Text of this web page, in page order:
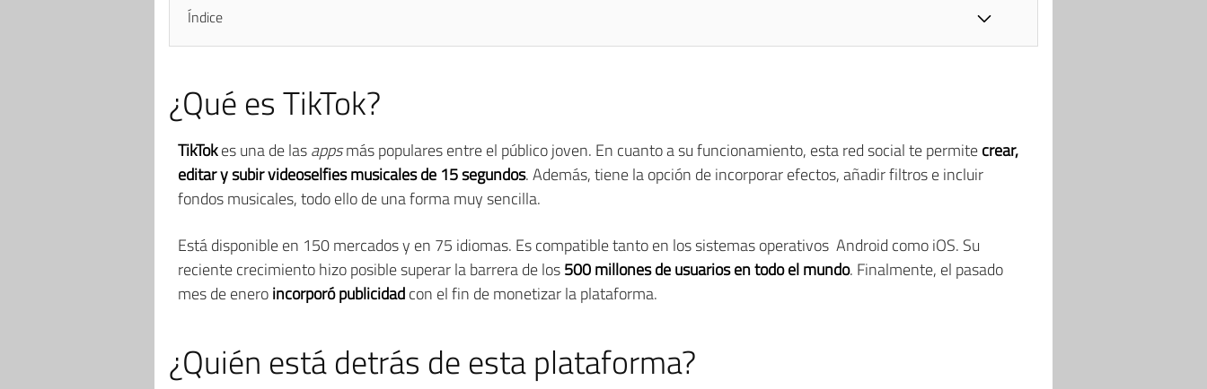
Índice
¿Qué es TikTok?
TikTokes una de lasappsmás populares entre el público joven. En cuanto a su funcionamiento, esta red social te permitecrear,
editar y subir videoselfies musicales de 15 segundos. Además, tiene la opción de incorporar efectos, añadir filtros e incluir
fondos musicales, todo ello de una forma muy sencilla.
Está disponible en 150 mercados y en 75 idiomas. Es compatible tanto en los sistemas operativos Android como iOS. Su
reciente crecimiento hizo posible superar la barrera de los500 millones de usuarios en todo el mundo. Finalmente, el pasado
mes de eneroincorporó publicidadcon el fin de monetizar la plataforma.
¿Quién está detrás de esta plataforma?